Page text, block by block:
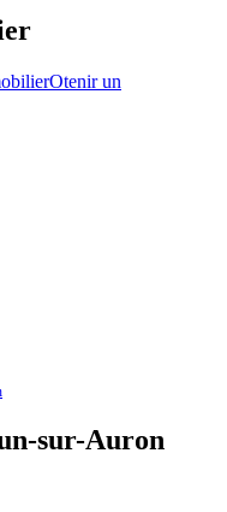
Otenir un
sur-Auron